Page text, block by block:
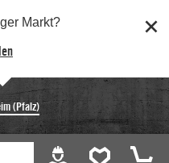
Markt?
(Pfalz)